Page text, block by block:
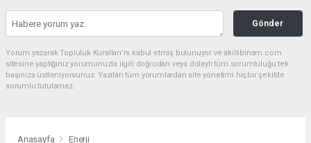
Gönder
Yorum yazarak Topluluk Kuralları’nı kabul etmiş bulunuyor ve akillibinam.com
sitesine yaptığınız yorumunuzla ilgili doğrudan veya dolaylı tüm sorumluluğu tek
başınıza üstleniyorsunuz. Yazılan tüm yorumlardan site yönetimi hiçbir şekilde
sorumlu tutulamaz.
Anasayfa Enerji